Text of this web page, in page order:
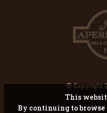
© Copyright
This
By continuing to